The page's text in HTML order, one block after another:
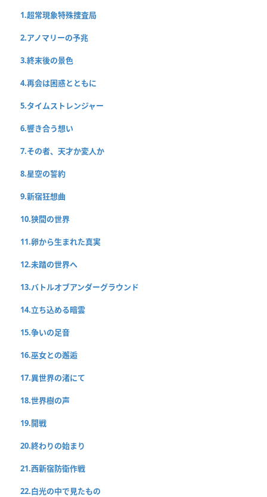
1.超常現象特殊捜査局
2.アノマリーの予兆
3.終末後の景色
4.再会は困惑とともに
5.タイムストレンジャー
6.響き合う想い
7.その者、天才か変人か
8.星空の誓約
9.新宿狂想曲
10.狭間の世界
11.卵から生まれた真実
12.未踏の世界へ
13.バトルオブアンダーグラウンド
14.立ち込める暗雲
15.争いの足音
16.巫女との邂逅
17.異世界の渚にて
18.世界樹の声
19.開戦
20.終わりの始まり
21.西新宿防衛作戦
22.白光の中で見たもの